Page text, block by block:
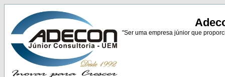
"Ser uma empresa júnior que